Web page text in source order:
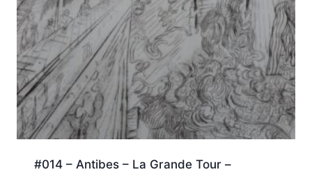
#014 – Antibes – La Grande Tour –